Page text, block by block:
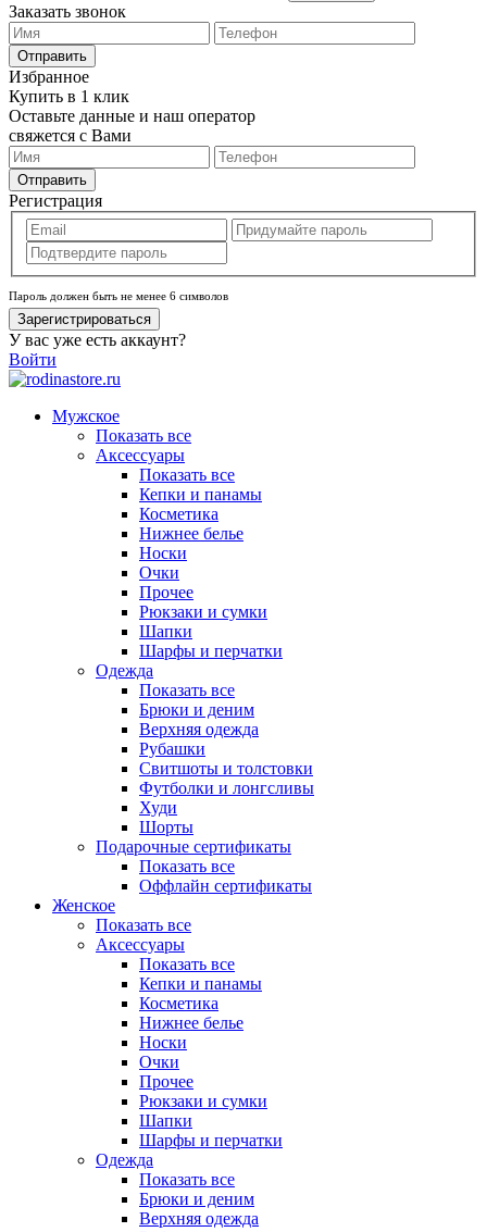
Заказать звонок
Отправить
Избранное
Купить в 1 клик
Оставьте данные и наш оператор
свяжется с Вами
Отправить
Регистрация
Пароль должен быть не менее 6 символов
Зарегистрироваться
У вас уже есть аккаунт?
Войти
Мужское
Показать все
Аксессуары
Показать все
Кепки и панамы
Косметика
Нижнее белье
Носки
Очки
Прочее
Рюкзаки и сумки
Шапки
Шарфы и перчатки
Одежда
Показать все
Брюки и деним
Верхняя одежда
Рубашки
Свитшоты и толстовки
Футболки и лонгсливы
Худи
Шорты
Подарочные сертификаты
Показать все
Оффлайн сертификаты
Женское
Показать все
Аксессуары
Показать все
Кепки и панамы
Косметика
Нижнее белье
Носки
Очки
Прочее
Рюкзаки и сумки
Шапки
Шарфы и перчатки
Одежда
Показать все
Брюки и деним
Верхняя одежда